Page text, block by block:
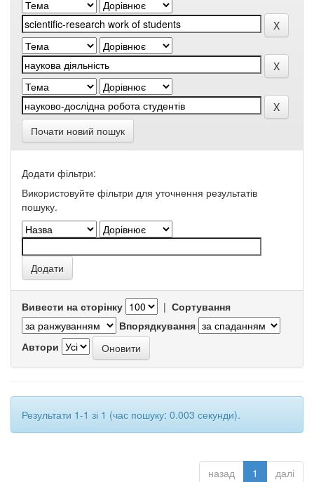
Почати новий пошук
Додати фільтри:
Використовуйте фільтри для уточнення результатів
пошуку.
Вивести на сторінку | Сортування
Впорядкування
Автори
Результати 1-1 зі 1 (час пошуку: 0.003 секунди).
назад 1 далі